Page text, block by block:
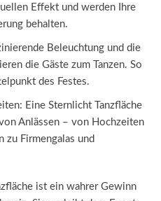
Effekt und werden Ihre
behalten.
Beleuchtung und die
die Gäste zum Tanzen. So
des Festes.
Eine Sternlicht Tanzfläche
Anlässen – von Hochzeiten
zu Firmengalas und
ist ein wahrer Gewinn